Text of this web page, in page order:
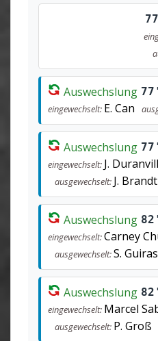
Auswechslung 77'
eingewechselt: E. Can
Auswechslung 77'
eingewechselt: J.
ausgewechselt: J. Brandt
Auswechslung 82'
eingewechselt:Carney
ausgewechselt:S.
Auswechslung 82'
eingewechselt: Marcel
ausgewechselt: P. Groß